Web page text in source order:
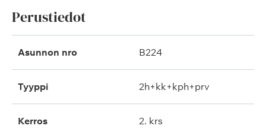
Perustiedot
Asunnon nro B224
Tyyppi 2h+kk+kph+prv
Kerros 2. krs